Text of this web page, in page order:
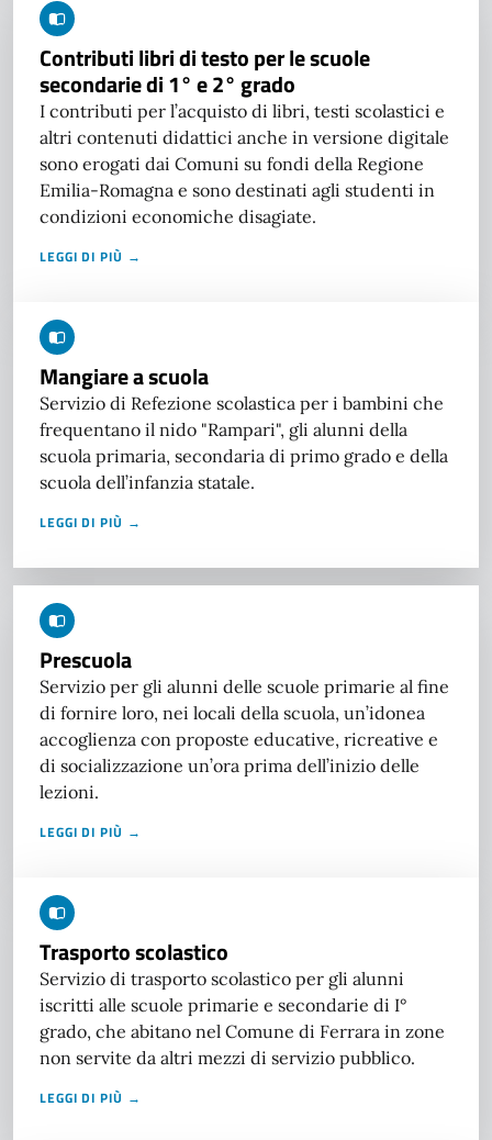
Contributi libri di testo per le scuole
secondarie di 1° e 2° grado
I contributi per l’acquisto di libri, testi scolastici e
altri contenuti didattici anche in versione digitale
sono erogati dai Comuni su fondi della Regione
Emilia-Romagna e sono destinati agli studenti in
condizioni economiche disagiate.
LEGGI DI PIÙ →
Mangiare a scuola
Servizio di Refezione scolastica per i bambini che
frequentano il nido "Rampari", gli alunni della
scuola primaria, secondaria di primo grado e della
scuola dell’infanzia statale.
LEGGI DI PIÙ →
Prescuola
Servizio per gli alunni delle scuole primarie al fine
di fornire loro, nei locali della scuola, un’idonea
accoglienza con proposte educative, ricreative e
di socializzazione un’ora prima dell’inizio delle
lezioni.
LEGGI DI PIÙ →
Trasporto scolastico
Servizio di trasporto scolastico per gli alunni
iscritti alle scuole primarie e secondarie di I°
grado, che abitano nel Comune di Ferrara in zone
non servite da altri mezzi di servizio pubblico.
LEGGI DI PIÙ →